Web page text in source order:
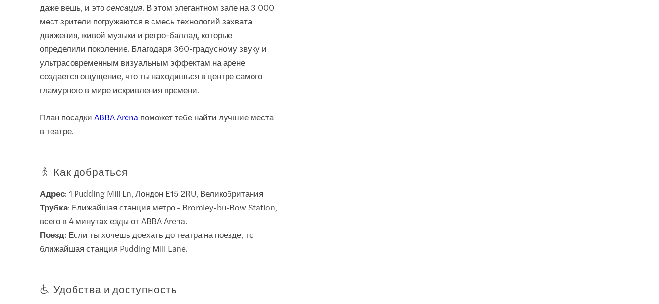
даже вещь, и этосенсация. В этом элегантном зале на 3 000
мест зрители погружаются в смесь технологий захвата
движения, живой музыки и ретро-баллад, которые
определили поколение. Благодаря 360-градусному звуку и
ультрасовременным визуальным эффектам на арене
создается ощущение, что ты находишься в центре самого
гламурного в мире искривления времени.
План посадкиABBA Arena поможет тебе найти лучшие места
в театре.
Как добраться
Адрес: 1 Pudding Mill Ln, Лондон E15 2RU, Великобритания
Трубка: Ближайшая станция метро - Bromley-bu-Bow Station,
всего в 4 минутах езды от ABBA Arena.
Поезд: Если ты хочешь доехать до театра на поезде, то
ближайшая станция Pudding Mill Lane.
Удобства и доступность